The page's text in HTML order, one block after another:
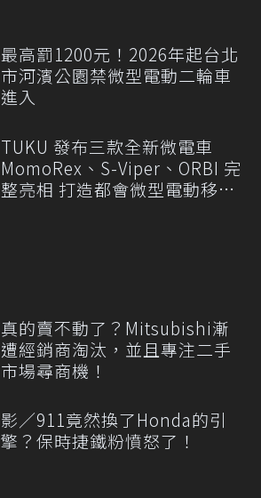
最高罰1200元！2026年起台北
市河濱公園禁微型電動二輪車
進入
TUKU 發布三款全新微電車
MomoRex、S-Viper、ORBI 完
整亮相 打造都會微型電動移動
真的賣不動了？Mitsubishi漸
遭經銷商淘汰，並且專注二手
市場尋商機！
影／911竟然換了Honda的引
擎？保時捷鐵粉憤怒了！